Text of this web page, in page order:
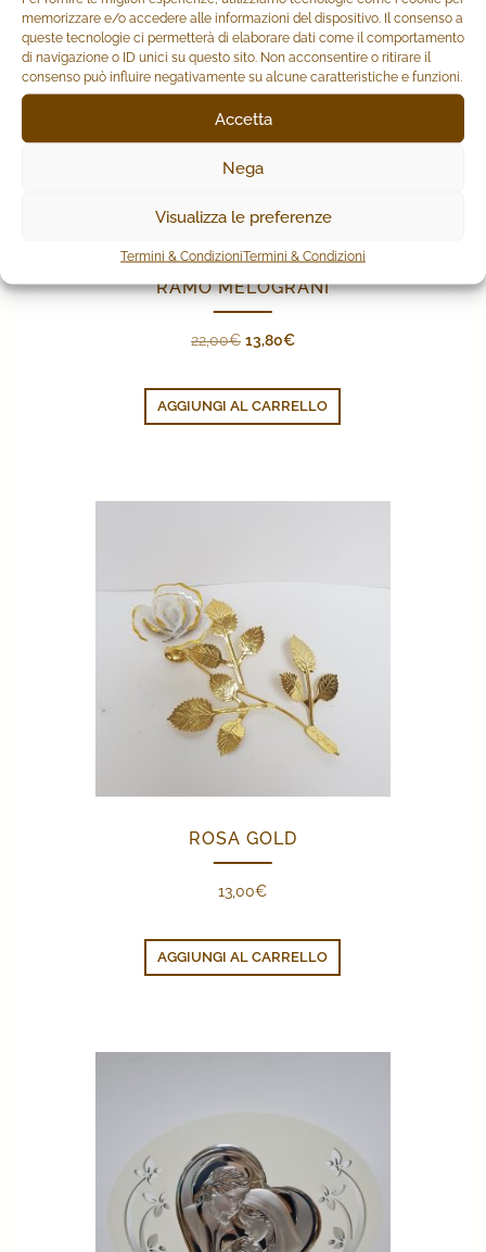
memorizzare e/o accedere alle informazioni del dispositivo. Il consenso a
queste tecnologie ci permetterà di elaborare dati come il comportamento
di navigazione o ID unici su questo sito. Non acconsentire o ritirare il
consenso può influire negativamente su alcune caratteristiche e funzioni.
Accetta
Nega
Visualizza le preferenze
Termini & CondizioniTermini & Condizioni
RAMO MELOGRANI
22,00€ Il
originale
era:
22,00€.
13,80€Il
attuale
è:
13,80€.
AGGIUNGI AL CARRELLO
ROSA GOLD
13,00€
AGGIUNGI AL CARRELLO